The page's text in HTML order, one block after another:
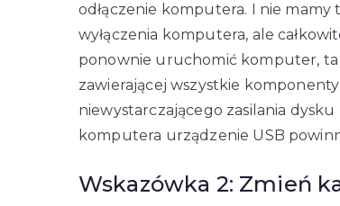
odłączenie komputera. I nie mamy
wyłączenia komputera, ale
ponownie uruchomić komputer, ta
zawierającej wszystkie
niewystarczającego zasilania
komputera urządzenie USB
Wskazówka 2: Zmień